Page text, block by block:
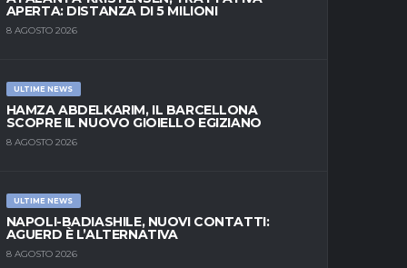
APERTA: DISTANZA DI 5 MILIONI
8 AGOSTO 2026
ULTIME NEWS
HAMZA ABDELKARIM, IL BARCELLONA
SCOPRE IL NUOVO GIOIELLO EGIZIANO
8 AGOSTO 2026
ULTIME NEWS
NAPOLI-BADIASHILE, NUOVI CONTATTI:
AGUERD È L’ALTERNATIVA
8 AGOSTO 2026